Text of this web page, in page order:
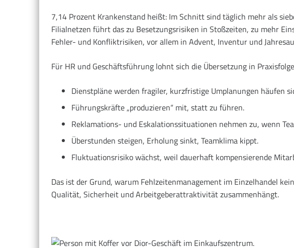
7,14 Prozent Krankenstand heißt: Im Schnitt sind täglich mehr als
Filialnetzen führt das zu Besetzungsrisiken in Stoßzeiten, zu mehr
Fehler- und Konfliktrisiken, vor allem in Advent, Inventur und
Für HR und Geschäftsführung lohnt sich die Übersetzung in
Dienstpläne werden fragiler, kurzfristige Umplanungen häufen
Führungskräfte „produzieren“ mit, statt zu führen.
Reklamations- und Eskalationssituationen nehmen zu, wenn
Überstunden steigen, Erholung sinkt, Teamklima kippt.
Fluktuationsrisiko wächst, weil dauerhaft kompensierende
Das ist der Grund, warum Fehlzeitenmanagement im Einzelhandel
Qualität, Sicherheit und Arbeitgeberattraktivität zusammenhängt.